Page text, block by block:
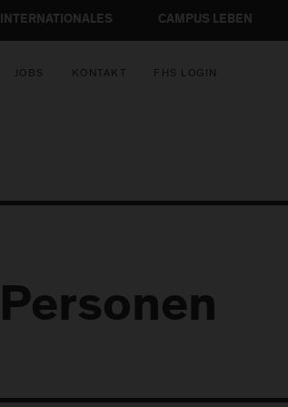
INTERNATIONALES CAMPUS LEBEN
JOBS KONTAKT FHS LOGIN
Personen